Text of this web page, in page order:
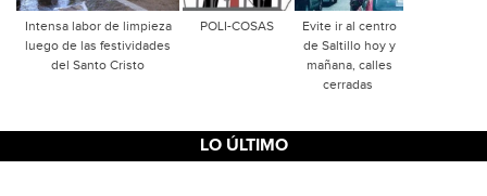
Intensa labor de limpieza
luego de las festividades
del Santo Cristo
POLI-COSAS
Evite ir al centro
de Saltillo hoy y
mañana, calles
cerradas
LO ÚLTIMO